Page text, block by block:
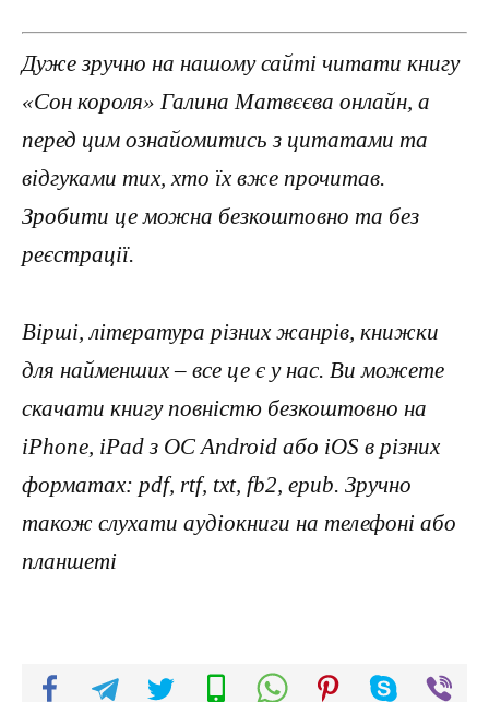
Дуже зручно на нашому сайті читати книгу
«Сон короля» Галина Матвєєва онлайн, а
перед цим ознайомитись з цитатами та
відгуками тих, хто їх вже прочитав.
Зробити це можна безкоштовно та без
реєстрації.
Вірші, література різних жанрів, книжки
для найменших – все це є у нас. Ви можете
скачати книгу повністю безкоштовно на
iPhone, iPad з ОС Android або iOS в різних
форматах: pdf, rtf, txt, fb2, epub. Зручно
також слухати аудіокниги на телефоні або
планшеті